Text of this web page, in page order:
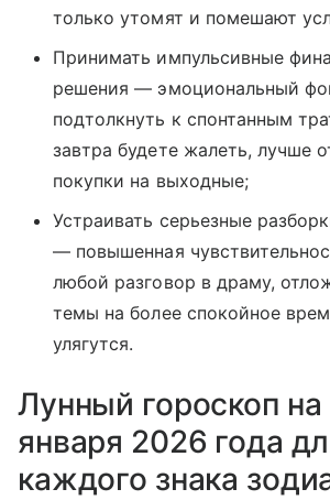
только утомят и помешают
Принимать импульсивные
решения — эмоциональный
подтолкнуть к спонтанным
завтра будете жалеть, лучше
покупки на выходные;
Устраивать серьезные
— повышенная
любой разговор в драму,
темы на более спокойное
улягутся.
Лунный гороскоп
января 2026 года
каждого знака